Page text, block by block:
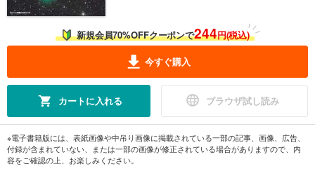
新規会員70%OFFクーポンで244円(税込)
今すぐ購入
カートに入れる ブラウザ試し読み
※電子書籍版には、表紙画像や中吊り画像に掲載されている一部の記事、画像、広告、
付録が含まれていない、または一部の画像が修正されている場合がありますので、内
容をご確認の上、お楽しみください。